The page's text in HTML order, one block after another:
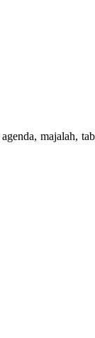
majalah,